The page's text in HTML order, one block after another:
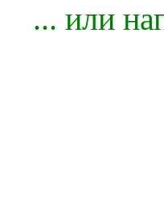
... или